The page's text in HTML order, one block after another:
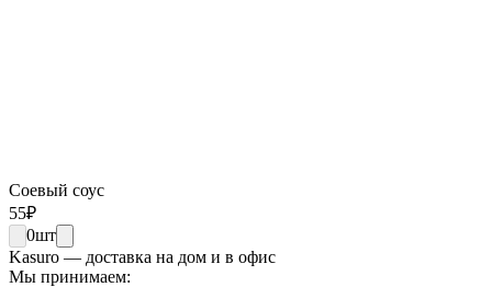
Соевый соус
55₽
0шт
Kasuro — доставка на дом и в офис
Мы принимаем: